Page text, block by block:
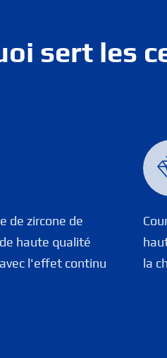
sert les
de zircone de
haute qualité
l'effet continu
la